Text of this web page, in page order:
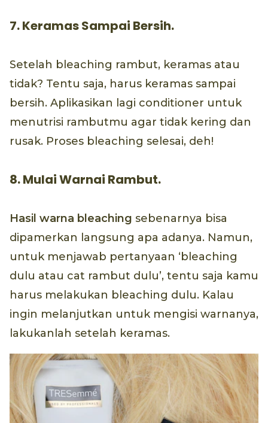
7. Keramas Sampai Bersih.
Setelah bleaching rambut, keramas atau
tidak? Tentu saja, harus keramas sampai
bersih. Aplikasikan lagi conditioner untuk
menutrisi rambutmu agar tidak kering dan
rusak. Proses bleaching selesai, deh!
8. Mulai Warnai Rambut.
Hasil warna bleaching sebenarnya bisa
dipamerkan langsung apa adanya. Namun,
untuk menjawab pertanyaan ‘bleaching
dulu atau cat rambut dulu’, tentu saja kamu
harus melakukan bleaching dulu. Kalau
ingin melanjutkan untuk mengisi warnanya,
lakukanlah setelah keramas.